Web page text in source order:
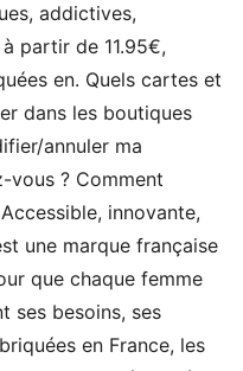
addictives,
partir de 11.95€,
en. Quels cartes et
dans les boutiques
annuler ma
vous ? Comment
innovante,
une marque française
que chaque femme
ses besoins, ses
en France, les